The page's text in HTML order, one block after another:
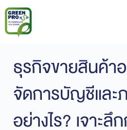
ธุรกิจขายสินค้า
จัดการบัญชีและ
อย่างไร? เจาะ